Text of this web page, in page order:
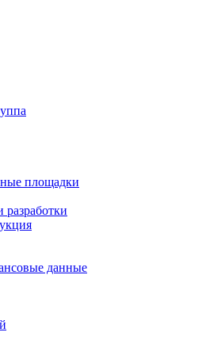
площадки
разработки
данные